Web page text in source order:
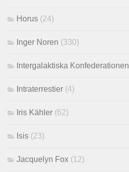
Horus (24)
Inger Noren (330)
Intergalaktiska Konfederationen
Intraterrestier (4)
Iris Kähler (62)
Isis (23)
Jacquelyn Fox (12)